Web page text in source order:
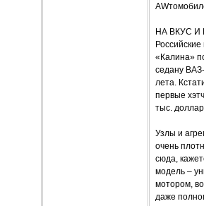
НА ВКУС И
«Калина»
седану
лета.
первые
тыс.
Узлы и
очень
сюда,
модель –
мотором,
даже